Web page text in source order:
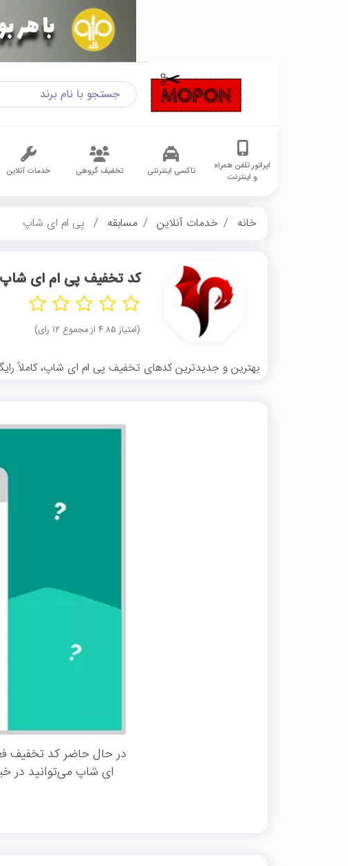
اپراتور تلفن همراه
و اینترنت
تاکسی اینترنتی تخفیف گروهی خدمات آنلاین
خانه خدمات آنلاین مسابقه پی ام ای شاپ
کد تخفیف پی ام ای شاپ
(امتیاز ۴.۸۵ از مجموع ۱۲ رای)
بهترین و جدیدترین کدهای تخفیف پی ام ای شاپ، کاملاً
در حال حاضر کد تخفیف
ای شاپ می‌توانید در